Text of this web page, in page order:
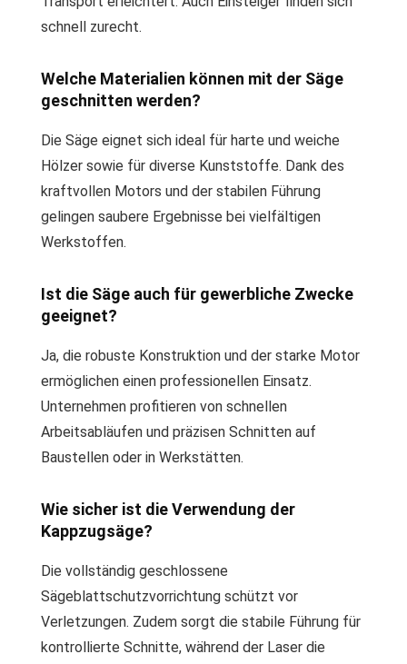
schnell zurecht.
Welche Materialien können mit der Säge
geschnitten werden?
Die Säge eignet sich ideal für harte und weiche
Hölzer sowie für diverse Kunststoffe. Dank des
kraftvollen Motors und der stabilen Führung
gelingen saubere Ergebnisse bei vielfältigen
Werkstoffen.
Ist die Säge auch für gewerbliche Zwecke
geeignet?
Ja, die robuste Konstruktion und der starke Motor
ermöglichen einen professionellen Einsatz.
Unternehmen profitieren von schnellen
Arbeitsabläufen und präzisen Schnitten auf
Baustellen oder in Werkstätten.
Wie sicher ist die Verwendung der
Kappzugsäge?
Die vollständig geschlossene
Sägeblattschutzvorrichtung schützt vor
Verletzungen. Zudem sorgt die stabile Führung für
kontrollierte Schnitte, während der Laser die